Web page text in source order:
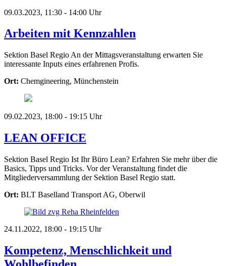
09.03.2023, 11:30 - 14:00 Uhr
Arbeiten mit Kennzahlen
Sektion Basel Regio An der Mittagsveranstaltung erwarten Sie
interessante Inputs eines erfahrenen Profis.
Ort: Chemgineering, Münchenstein
09.02.2023, 18:00 - 19:15 Uhr
LEAN OFFICE
Sektion Basel Regio Ist Ihr Büro Lean? Erfahren Sie mehr über die
Basics, Tipps und Tricks. Vor der Veranstaltung findet die
Mitgliederversammlung der Sektion Basel Regio statt.
Ort: BLT Baselland Transport AG, Oberwil
24.11.2022, 18:00 - 19:15 Uhr
Kompetenz, Menschlichkeit und